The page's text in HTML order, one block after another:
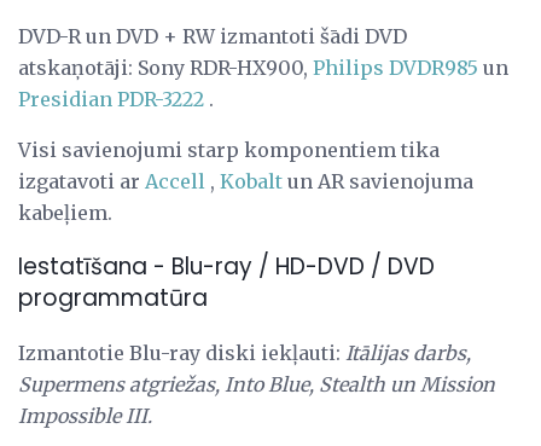
DVD-R un DVD + RW izmantoti šādi DVD
atskaņotāji: Sony RDR-HX900, Philips DVDR985 un
Presidian PDR-3222 .
Visi savienojumi starp komponentiem tika
izgatavoti ar Accell , Kobalt un AR savienojuma
kabeļiem.
Iestatīšana - Blu-ray / HD-DVD / DVD
programmatūra
Izmantotie Blu-ray diski iekļauti: Itālijas darbs,
Supermens atgriežas, Into Blue, Stealth un Mission
Impossible III.